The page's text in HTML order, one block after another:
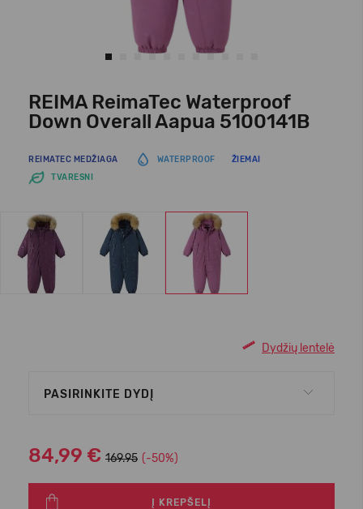
REIMA ReimaTec Waterproof
Down Overall Aapua 5100141B
REIMATEC MEDŽIAGA WATERPROOF
ŽIEMAI
TVARESNI
Dydžių lentelė
PASIRINKITE DYDĮ
84,99 € 169.95 (-50%)
Į KREPŠELĮ